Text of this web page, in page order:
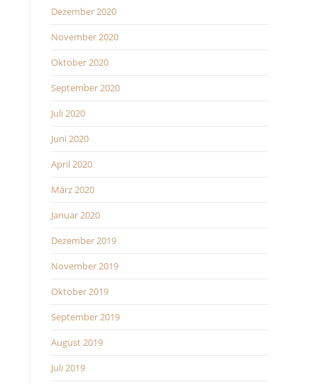
Dezember 2020
November 2020
Oktober 2020
September 2020
Juli 2020
Juni 2020
April 2020
März 2020
Januar 2020
Dezember 2019
November 2019
Oktober 2019
September 2019
August 2019
Juli 2019